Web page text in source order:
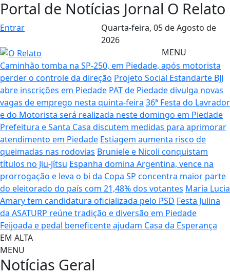
Portal de Notícias Jornal O Relato
Entrar Quarta-feira, 05 de Agosto de
2026
MENU
Caminhão tomba na SP-250, em Piedade, após motorista
perder o controle da direção Projeto Social Estandarte BJJ
abre inscrições em Piedade PAT de Piedade divulga novas
vagas de emprego nesta quinta-feira 36ª Festa do Lavrador
e do Motorista será realizada neste domingo em Piedade
Prefeitura e Santa Casa discutem medidas para aprimorar
atendimento em Piedade Estiagem aumenta risco de
queimadas nas rodovias Bruniele e Nicoli conquistam
títulos no Jiu-Jítsu Espanha domina Argentina, vence na
prorrogação e leva o bi da Copa SP concentra maior parte
do eleitorado do país com 21,48% dos votantes Maria Lucia
Amary tem candidatura oficializada pelo PSD Festa Julina
da ASATURP reúne tradição e diversão em Piedade
Feijoada e pedal beneficente ajudam Casa da Esperança
EM ALTA
MENU
Notícias Geral